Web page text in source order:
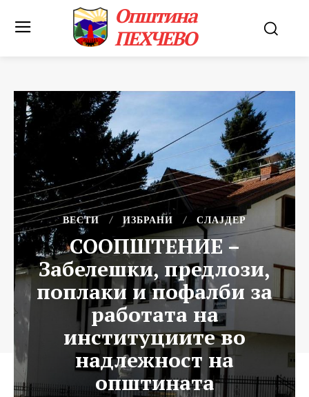
Општина
ПЕХЧЕВО
ВЕСТИ ИЗБРАНИ СЛАЈДЕР
СООПШТЕНИЕ –
Забелешки, предлози,
поплаки и пофалби за
работата на
институциите во
надлежност на
општината